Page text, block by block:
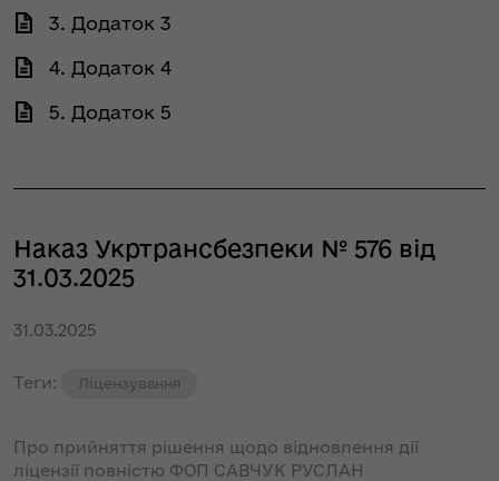
3. Додаток 3
4. Додаток 4
5. Додаток 5
Наказ Укртрансбезпеки № 576 від
31.03.2025
31.03.2025
Теги: Ліцензування
Про прийняття рішення щодо відновлення дії
ліцензії повністю ФОП САВЧУК РУСЛАН